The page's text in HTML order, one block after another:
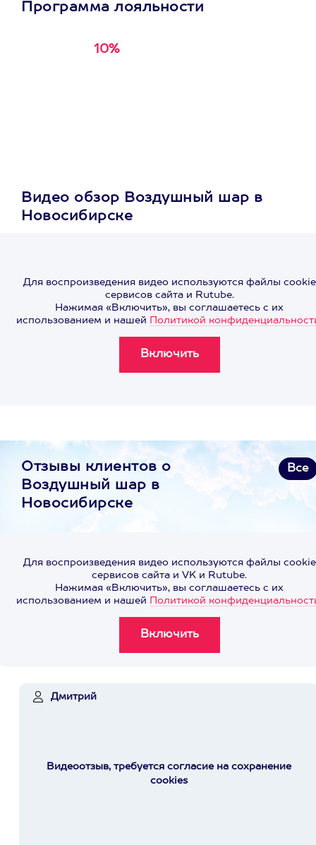
Программа лояльности
10%
Видео обзор Воздушный шар в
Новосибирске
Для воспроизведения видео используются файлы cookie
сервисов сайта и Rutube.
Нажимая «Включить», вы соглашаетесь с их
использованием и нашей Политикой
Отзывы клиентов о
Воздушный шар в
Новосибирске
Все
Для воспроизведения видео используются файлы cookie
сервисов сайта и VK и Rutube.
Нажимая «Включить», вы соглашаетесь с их
использованием и нашей Политикой
Дмитрий
Видеоотзыв, требуется согласие на сохранение
cookies